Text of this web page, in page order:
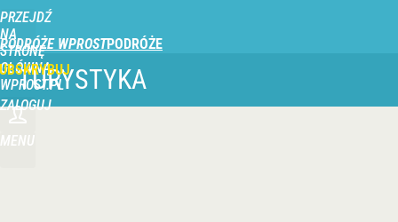
PRZEJDŹ
NA
STRONĘ
GŁÓWNĄ
WPROST.PL
PODRÓŻE WPROST
ZALOGUJ
MENU
TURYSTYKA